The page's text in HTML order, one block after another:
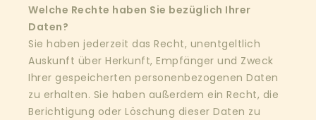
Welche Rechte haben Sie bezüglich Ihrer
Daten?
Sie haben jederzeit das Recht, unentgeltlich
Auskunft über Herkunft, Empfänger und Zweck
Ihrer gespeicherten personenbezogenen Daten
zu erhalten. Sie haben außerdem ein Recht, die
Berichtigung oder Löschung dieser Daten zu